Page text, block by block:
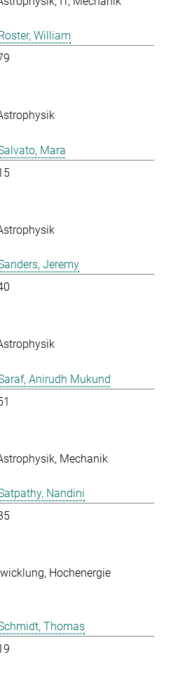
Roster, William
Mara
Jeremy
Anirudh Mukund
Mechanik
Nandini
Hochenergie
Thomas